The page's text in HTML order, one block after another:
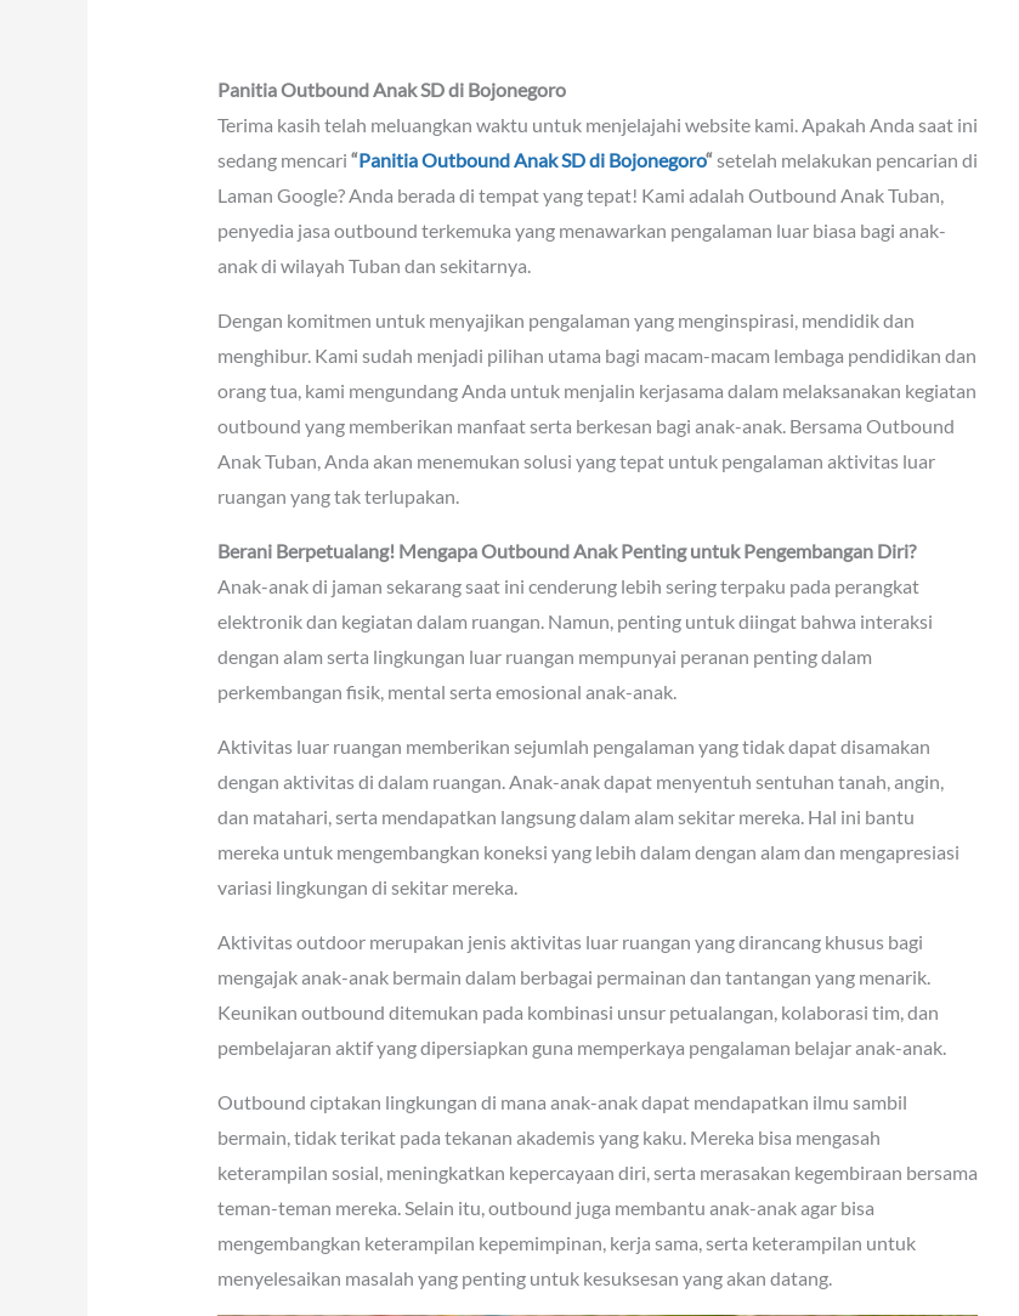
Panitia Outbound Anak SD di Bojonegoro
Terima kasih telah meluangkan waktu untuk menjelajahi website kami. Apakah Anda saat ini
sedang mencari “Panitia Outbound Anak SD di Bojonegoro“setelah melakukan pencarian di
Laman Google? Anda berada di tempat yang tepat! Kami adalah Outbound Anak Tuban,
penyedia jasa outbound terkemuka yang menawarkan pengalaman luar biasa bagi anak-
anak di wilayah Tuban dan sekitarnya.
Dengan komitmen untuk menyajikan pengalaman yang menginspirasi, mendidik dan
menghibur. Kami sudah menjadi pilihan utama bagi macam-macam lembaga pendidikan dan
orang tua, kami mengundang Anda untuk menjalin kerjasama dalam melaksanakan kegiatan
outbound yang memberikan manfaat serta berkesan bagi anak-anak. Bersama Outbound
Anak Tuban, Anda akan menemukan solusi yang tepat untuk pengalaman aktivitas luar
ruangan yang tak terlupakan.
Berani Berpetualang! Mengapa Outbound Anak Penting untuk Pengembangan Diri?
Anak-anak di jaman sekarang saat ini cenderung lebih sering terpaku pada perangkat
elektronik dan kegiatan dalam ruangan. Namun, penting untuk diingat bahwa interaksi
dengan alam serta lingkungan luar ruangan mempunyai peranan penting dalam
perkembangan fisik, mental serta emosional anak-anak.
Aktivitas luar ruangan memberikan sejumlah pengalaman yang tidak dapat disamakan
dengan aktivitas di dalam ruangan. Anak-anak dapat menyentuh sentuhan tanah, angin,
dan matahari, serta mendapatkan langsung dalam alam sekitar mereka. Hal ini bantu
mereka untuk mengembangkan koneksi yang lebih dalam dengan alam dan mengapresiasi
variasi lingkungan di sekitar mereka.
Aktivitas outdoor merupakan jenis aktivitas luar ruangan yang dirancang khusus bagi
mengajak anak-anak bermain dalam berbagai permainan dan tantangan yang menarik.
Keunikan outbound ditemukan pada kombinasi unsur petualangan, kolaborasi tim, dan
pembelajaran aktif yang dipersiapkan guna memperkaya pengalaman belajar anak-anak.
Outbound ciptakan lingkungan di mana anak-anak dapat mendapatkan ilmu sambil
bermain, tidak terikat pada tekanan akademis yang kaku. Mereka bisa mengasah
keterampilan sosial, meningkatkan kepercayaan diri, serta merasakan kegembiraan bersama
teman-teman mereka. Selain itu, outbound juga membantu anak-anak agar bisa
mengembangkan keterampilan kepemimpinan, kerja sama, serta keterampilan untuk
menyelesaikan masalah yang penting untuk kesuksesan yang akan datang.